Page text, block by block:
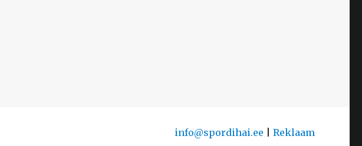
info@spordihai.ee Reklaam